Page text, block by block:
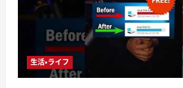
生活・ライフ